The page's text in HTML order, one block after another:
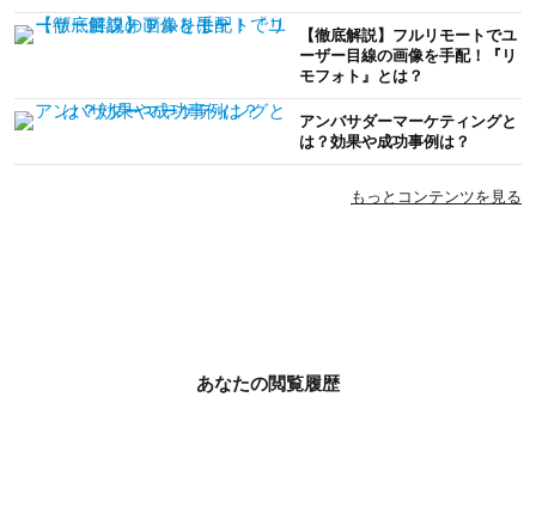
【徹底解説】フルリモートでユ
ーザー目線の画像を手配！『リ
モフォト』とは？
アンバサダーマーケティングと
は？効果や成功事例は？
もっとコンテンツを見る
あなたの閲覧履歴